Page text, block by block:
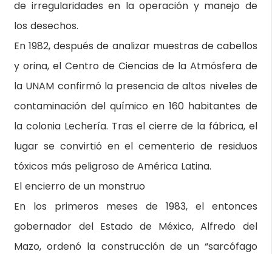
de irregularidades en la operación y manejo de
los desechos.
En 1982, después de analizar muestras de cabellos
y orina, el Centro de Ciencias de la Atmósfera de
la UNAM confirmó la presencia de altos niveles de
contaminación del químico en 160 habitantes de
la colonia Lechería. Tras el cierre de la fábrica, el
lugar se convirtió en el cementerio de residuos
tóxicos más peligroso de América Latina.
El encierro de un monstruo
En los primeros meses de 1983, el entonces
gobernador del Estado de México, Alfredo del
Mazo, ordenó la construcción de un “sarcófago